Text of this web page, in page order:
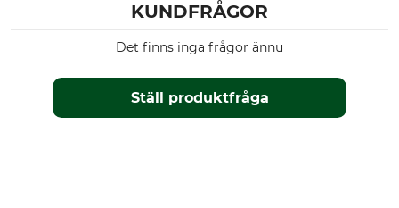
KUNDFRÅGOR
Ställ produktfråga
Det finns inga frågor ännu